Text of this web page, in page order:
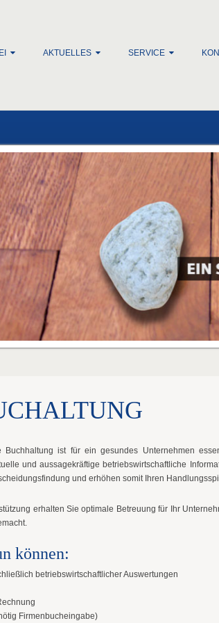
AKTUELLES SERVICE
Buchhaltung ist für ein gesundes Unternehmen
und aussagekräftige betriebswirtschaftliche
und erhöhen somit Ihren
erhalten Sie optimale Betreuung für Ihr
können:
betriebswirtschaftlicher Auswertungen
Firmenbucheingabe)